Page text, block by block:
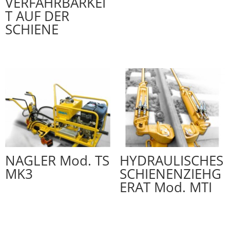
T AUF DER
SCHIENE
NAGLER Mod. TS
MK3
HYDRAULISCHES
SCHIENENZIEHG
ERAT Mod. MTI